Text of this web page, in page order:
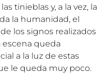
tinieblas y, a la vez, la
la humanidad, el
los signos realizados
escena queda
a la luz de estas
le queda muy poco.